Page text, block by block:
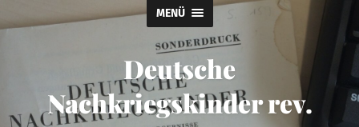
MENÜ
Deutsche
Nachkriegskinder rev.